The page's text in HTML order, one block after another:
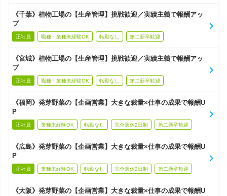
《千葉》植物工場の【生産管理】挑戦歓迎／実績主義で報酬アッ
プ
正社員 職種・業種未経験OK 転勤なし 第二新卒歓迎
《宮城》植物工場の【生産管理】挑戦歓迎／実績主義で報酬アッ
プ
正社員 職種・業種未経験OK 転勤なし 第二新卒歓迎
《福岡》発芽野菜の【企画営業】大きな裁量×仕事の成果で報酬U
P
正社員 業種未経験OK 転勤なし 完全週休2日制 第二新卒歓迎
《広島》発芽野菜の【企画営業】大きな裁量×仕事の成果で報酬U
P
正社員 業種未経験OK 転勤なし 完全週休2日制 第二新卒歓迎
《大阪》発芽野菜の【企画営業】大きな裁量×仕事の成果で報酬U